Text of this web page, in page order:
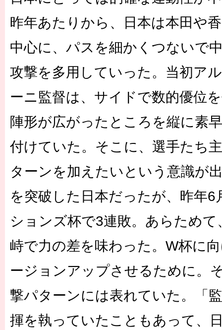
昨年あたりから、日本は本田や
中心に、パスを細かくつないで
攻撃を多用していった。当初ア
ーニ監督は、サイドで数的優位
陣形が広がったところを縦に素
付けていた。そこに、選手たち
ターンを加えたいという意識が
を突破した日本だったが、昨年
ションズ杯で3連敗。あらため
峙で力の差を味わった。W杯に
ージョンアップさせるために。
撃パターンには表れていた。「
揮を執っていたこともあって、